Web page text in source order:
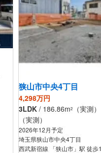
狭山市中央4丁目
4,298万円
3LDK / 186.86m2
（実測
（実測）
2026年12月予定
埼玉県狭山市中央4丁目
西武新宿線 「狭山市」駅 徒歩